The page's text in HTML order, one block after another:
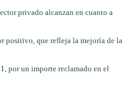
privado alcanzan en cuanto a
positivo, que refleja la mejoría de la
por un importe reclamado en el